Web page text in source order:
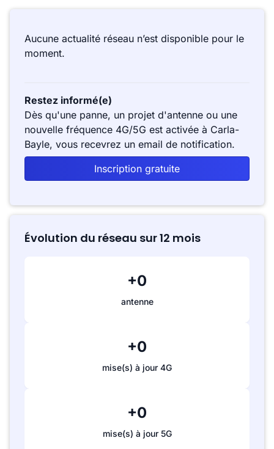
Aucune actualité réseau n’est disponible pour le
moment.
Restez informé(e)
Dès qu'une panne, un projet d'antenne ou une
nouvelle fréquence 4G/5G est activée à Carla-
Bayle, vous recevrez un email de notification.
Inscription gratuite
Évolution du réseau sur 12 mois
+0
antenne
+0
mise(s) à jour 4G
+0
mise(s) à jour 5G